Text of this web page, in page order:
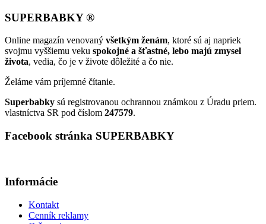
SUPERBABKY ®
Online magazín venovaný všetkým ženám, ktoré sú aj napriek
svojmu vyššiemu veku spokojné a šťastné, lebo majú zmysel
života, vedia, čo je v živote dôležité a čo nie.
Želáme vám príjemné čítanie.
Superbabky sú registrovanou ochrannou známkou z Úradu priem.
vlastníctva SR pod číslom 247579.
Facebook stránka SUPERBABKY
Informácie
Kontakt
Cenník reklamy